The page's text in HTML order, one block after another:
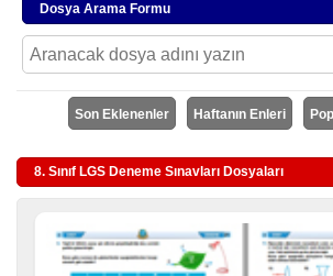
Dosya Arama Formu
Son Eklenenler Haftanın Enleri
8. Sınıf LGS Deneme Sınavları Dosyaları